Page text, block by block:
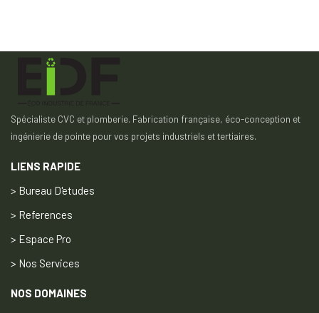
Spécialiste CVC et plomberie. Fabrication française, éco-conception et
ingénierie de pointe pour vos projets industriels et tertiaires.
LIENS RAPIDE
> Bureau D'etudes
> References
> Espace Pro
> Nos Services
NOS DOMAINES